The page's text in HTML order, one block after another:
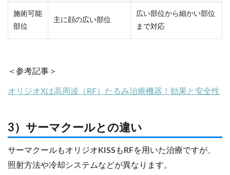
施術可能
部位
主に顔の広い部位
広い部位から細かい部位
まで対応
＜参考記事＞
オリジオXは高周波（RF）たるみ治療機器！効果と安全性
3）サーマクールとの違い
サーマクールもオリジオKISSもRFを用いた治療ですが、
照射方法や冷却システムなどが異なります。